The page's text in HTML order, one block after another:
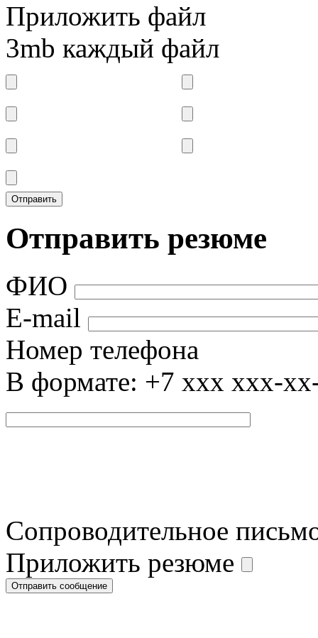
Приложить файл
3mb каждый файл
Отправить резюме
ФИО
E-mail
Номер телефона
В формате: +7 xxx xxx-
Сопроводительное
Приложить резюме